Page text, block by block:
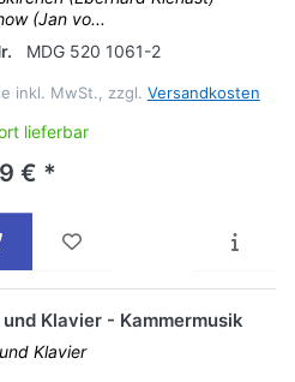
(Jan vo...
MDG 520 1061-2
inkl. MwSt., zzgl. Versandkosten
lieferbar
€ *
Klavier - Kammermusik
Klavier